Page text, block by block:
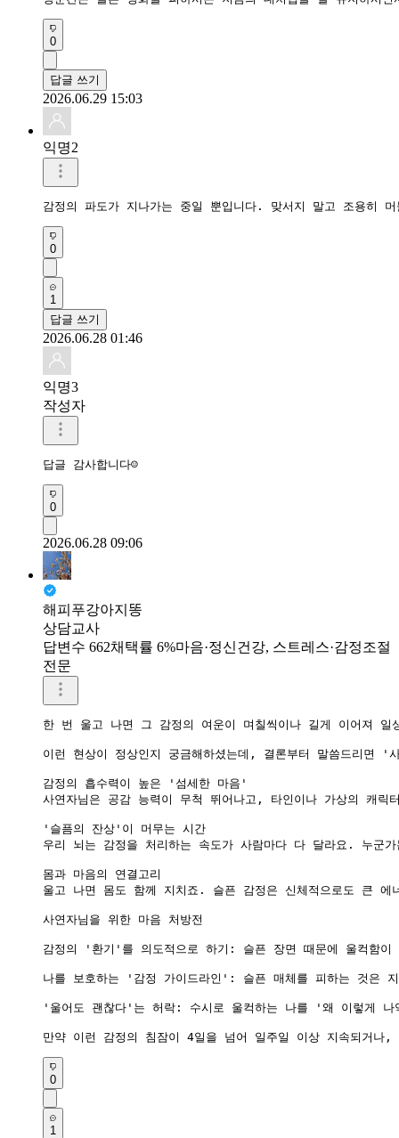
0
답글 쓰기
2026.06.29 15:03
익명2
감정의 파도가 지나가는 중일 뿐입니다. 맞서지 말고 조용히
0
1
답글 쓰기
2026.06.28 01:46
익명3
작성자
답글 감사합니다☺
0
2026.06.28 09:06
해피푸강아지똥
상담교사
답변수 662채택률 6%마음·정신건강, 스트레스·감정조절
전문
한 번 울고 나면 그 감정의 여운이 며칠씩이나 길게 이어져
이런 현상이 정상인지 궁금해하셨는데, 결론부터 말씀드리면
감정의 흡수력이 높은 '섬세한 마음'
사연자님은 공감 능력이 무척 뛰어나고, 타인이나 가상의 캐
'슬픔의 잔상'이 머무는 시간
우리 뇌는 감정을 처리하는 속도가 사람마다 다 달라요. 누군
몸과 마음의 연결고리
울고 나면 몸도 함께 지치죠. 슬픈 감정은 신체적으로도 큰 에
사연자님을 위한 마음 처방전
감정의 '환기'를 의도적으로 하기: 슬픈 장면 때문에 울컥함
나를 보호하는 '감정 가이드라인': 슬픈 매체를 피하는 것은
'울어도 괜찮다'는 허락: 수시로 울컥하는 나를 '왜 이렇게 나
만약 이런 감정의 침잠이 4일을 넘어 일주일 이상 지속되거나
0
1